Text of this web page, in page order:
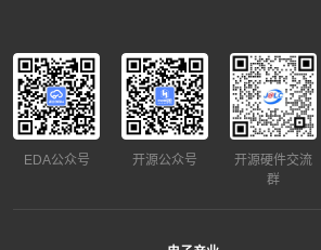
EDA公众号 开源公众号
开源硬件交流
群